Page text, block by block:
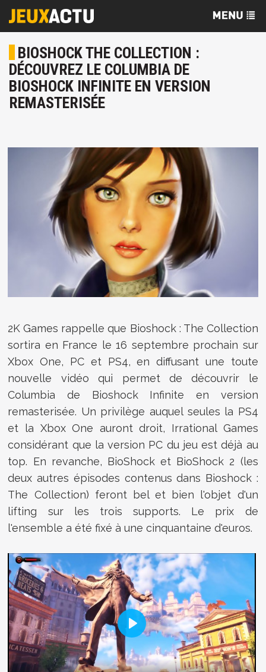
BIOSHOCK THE COLLECTION :
DÉCOUVREZ LE COLUMBIA DE
BIOSHOCK INFINITE EN VERSION
REMASTERISÉE
2K Games rappelle que Bioshock : The Collection
sortira en France le 16 septembre prochain sur
Xbox One, PC et PS4, en diffusant une toute
nouvelle vidéo qui permet de découvrir le
Columbia de Bioshock Infinite en version
remasterisée. Un privilège auquel seules la PS4
et la Xbox One auront droit, Irrational Games
considérant que la version PC du jeu est déjà au
top. En revanche, BioShock et BioShock 2 (les
deux autres épisodes contenus dans Bioshock :
The Collection) feront bel et bien l'objet d'un
lifting sur les trois supports. Le prix de
l'ensemble a été fixé à une cinquantaine d'euros.